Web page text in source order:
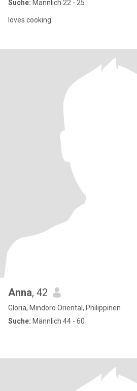
Suche: Männlich 22 - 25
loves cooking
Anna, 42
Gloria, Mindoro Oriental, Philippinen
Suche: Männlich 44 - 60